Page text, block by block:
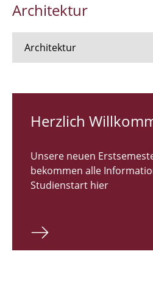
Architektur
Architektur
RUNDGANG 26
Bachelor Architektur
Master Architektur
Qualifikationsprofil
Herzlich
Unsere neuen
bekommen alle
Studienstart hier